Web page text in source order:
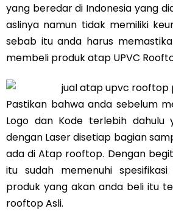
yang beredar di Indonesia yang
aslinya namun tidak memiliki
sebab itu anda harus
membeli produk atap UPVC
Pastikan bahwa anda sebelum
Logo dan Kode terlebih dahulu
dengan Laser disetiap bagian
ada di Atap rooftop. Dengan
itu sudah memenuhi
produk yang akan anda beli itu
rooftop Asli.